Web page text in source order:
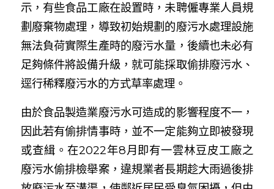
示，有些食品工廠在設置時，未聘僱專業人員規
劃廢棄物處理，導致初始規劃的廢污水處理設施
無法負荷實際生產時的廢污水量，後續也未必有
足夠條件將設備升級，就可能採取偷排廢污水、
逕行稀釋廢污水的方式草率處理。
由於食品製造業廢污水可造成的影響程度不一，
因此若有偷排情事時，並不一定能夠立即被發現
或查緝。在2022年8月即有一雲林豆皮工廠之
廢污水偷排檢舉案，違規業者長期趁大雨過後排